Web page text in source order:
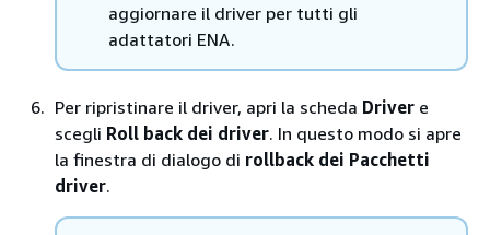
aggiornare il driver per tutti gli
adattatori ENA.
Per ripristinare il driver, apri la scheda Driver e
scegli Roll back dei driver. In questo modo si apre
la finestra di dialogo di rollback dei Pacchetti
driver.